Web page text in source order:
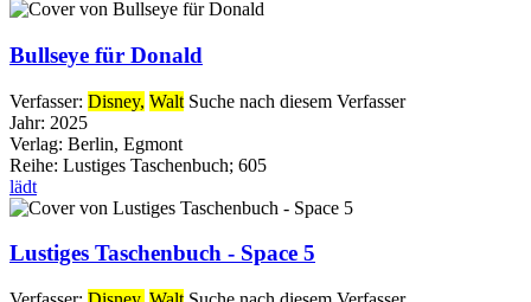
Bullseye für Donald
Verfasser: Disney, Walt Suche nach diesem Verfasser
Jahr: 2025
Verlag: Berlin, Egmont
Reihe: Lustiges Taschenbuch; 605
lädt
Lustiges Taschenbuch - Space 5